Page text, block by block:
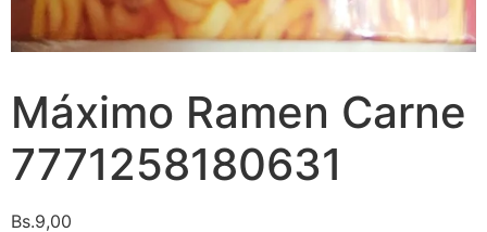
Máximo Ramen Carne
7771258180631
Bs.9,00